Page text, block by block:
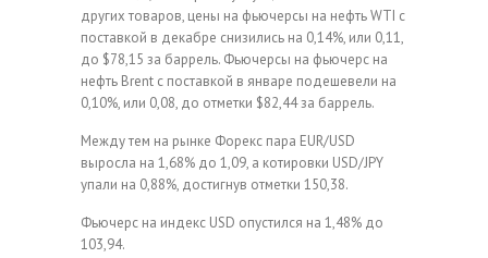
других товаров, цены на фьючерсы на нефть WTI с
поставкой в декабре снизились на 0,14%, или 0,11,
до $78,15 за баррель. Фьючерсы на фьючерс на
нефть Brent с поставкой в январе подешевели на
0,10%, или 0,08, до отметки $82,44 за баррель.
Между тем на рынке Форекс пара EUR/USD
выросла на 1,68% до 1,09, а котировки USD/JPY
упали на 0,88%, достигнув отметки 150,38.
Фьючерс на индекс USD опустился на 1,48% до
103,94.